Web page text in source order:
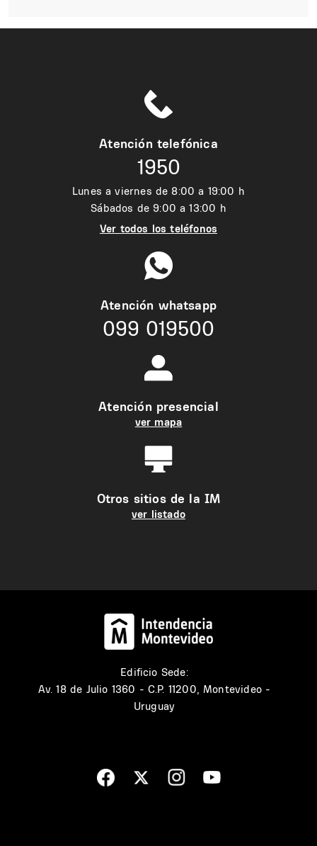
Atención telefónica
1950
Lunes a viernes de 8:00 a 19:00 h
Sábados de 9:00 a 13:00 h
Ver todos los teléfonos
Atención whatsapp
099 019500
Atención presencial
ver mapa
Otros sitios de la IM
ver listado
Edificio Sede:
Av. 18 de Julio 1360 - C.P. 11200, Montevideo -
Uruguay